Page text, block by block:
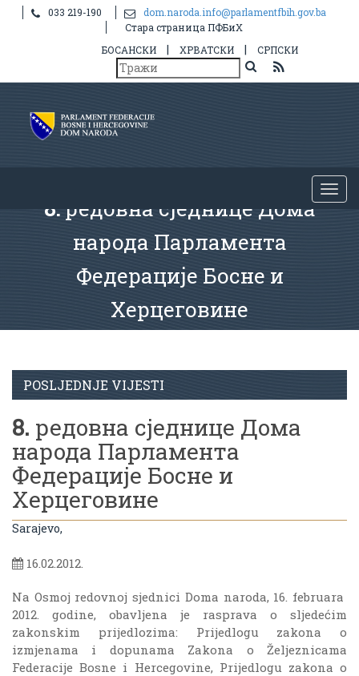
033 219-190
dom.naroda.info@parlamentfbih.gov.ba
Стара страница ПФБиХ
БОСАНСКИ
| ХРВАТСКИ | СРПСКИ
8.редовна сједнице Дома
народа Парламента
Федерације Босне и
Херцеговине
POSLJEDNJE VIJESTI
8. редовна сједнице Дома
народа Парламента
Федерације Босне и
Херцеговине
Sarajevo,
16.02.2012.
Na Osmoj redovnoj sjednici Doma naroda, 16. februara
2012. godine, obavljena je rasprava o sljedećim
zakonskim prijedlozima: Prijedlogu zakona o
izmjenama i dopunama Zakona o Željeznicama
Federacije Bosne i Hercegovine, Prijedlogu zakona o